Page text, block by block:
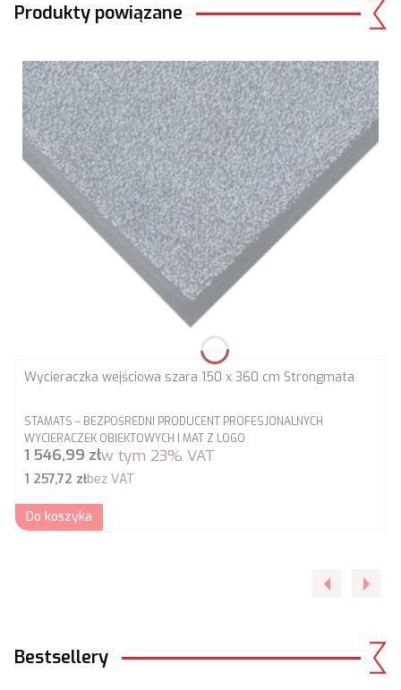
Produkty powiązane
Wycieraczka wejściowa szara 150 x 360 cm Strongmata
PRODUCENT
STAMATS – BEZPOŚREDNI PRODUCENT PROFESJONALNYCH
WYCIERACZEK OBIEKTOWYCH I MAT Z LOGO
Cena brutto
1 546,99 złw tym 23% VAT
Cena netto
1 257,72 złbez VAT
Do koszyka
Bestsellery